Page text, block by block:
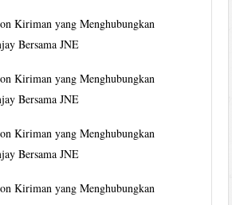
onKiriman yang Menghubungkan
Bersama JNE
onKiriman yang Menghubungkan
Bersama JNE
onKiriman yang Menghubungkan
Bersama JNE
onKiriman yang Menghubungkan